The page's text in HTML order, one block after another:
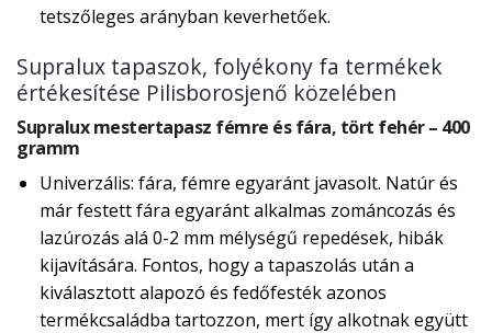
tetszőleges arányban keverhetőek.
Supralux tapaszok, folyékony fa termékek
értékesítése Pilisborosjenő közelében
Supralux mestertapasz fémre és fára, tört fehér – 400
gramm
Univerzális: fára, fémre egyaránt javasolt. Natúr és
már festett fára egyaránt alkalmas zománcozás és
lazúrozás alá 0-2 mm mélységű repedések, hibák
kijavítására. Fontos, hogy a tapaszolás után a
kiválasztott alapozó és fedőfesték azonos
termékcsaládba tartozzon, mert így alkotnak együtt